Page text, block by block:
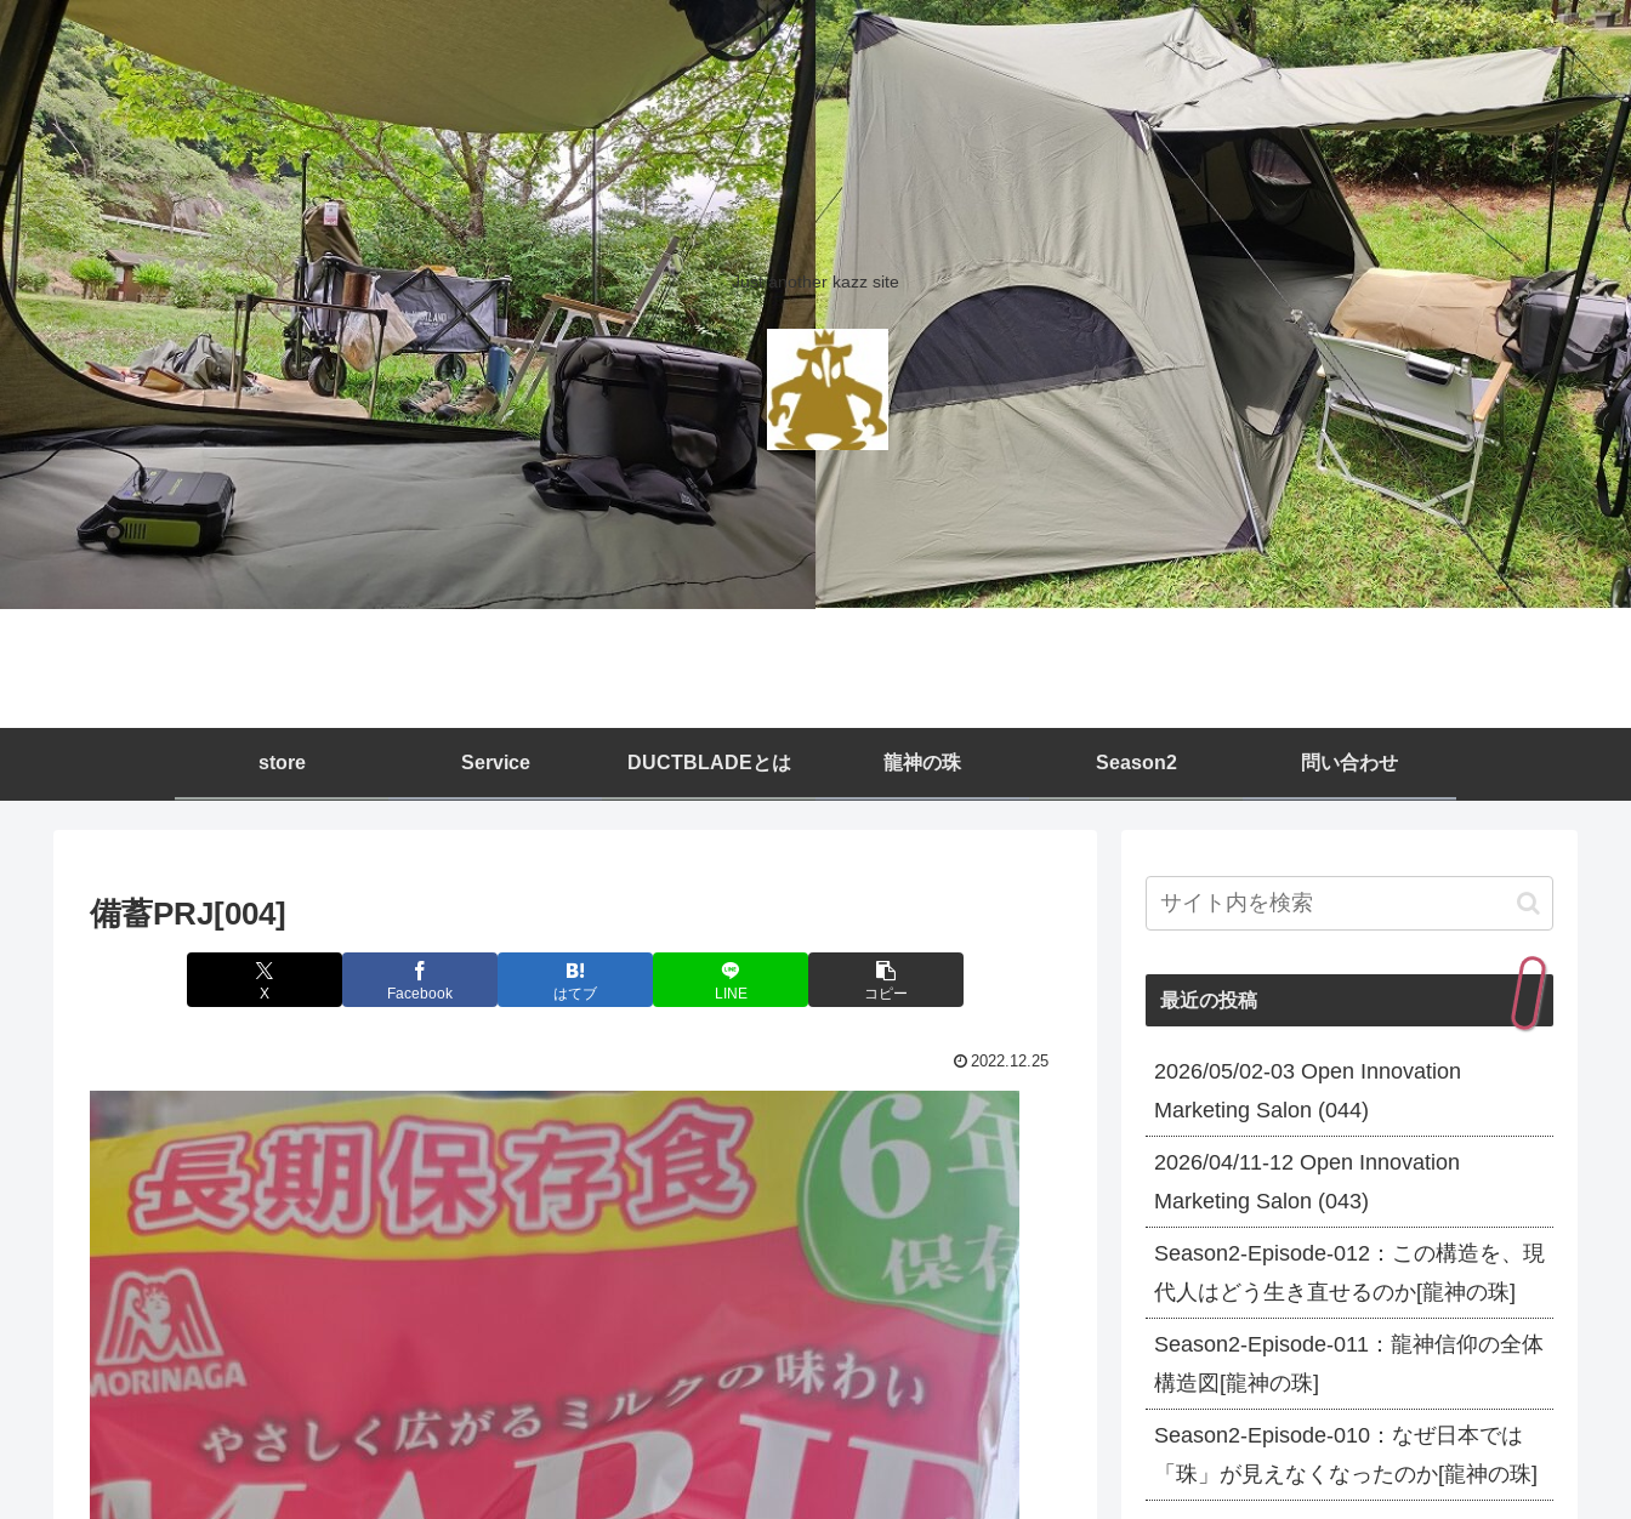
Just another kazz site
store Service DUCTBLADEとは 龍神の珠 Season2 問い合わせ
備蓄PRJ[004]
X Facebook はてブ LINE コピー
2022.12.25
最近の投稿
2026/05/02-03 Open Innovation
Marketing Salon (044)
2026/04/11-12 Open Innovation
Marketing Salon (043)
Season2-Episode-012：この構造を、現
代人はどう生き直せるのか[龍神の珠]
Season2-Episode-011：龍神信仰の全体
構造図[龍神の珠]
Season2-Episode-010：なぜ日本では
「珠」が見えなくなったのか[龍神の珠]